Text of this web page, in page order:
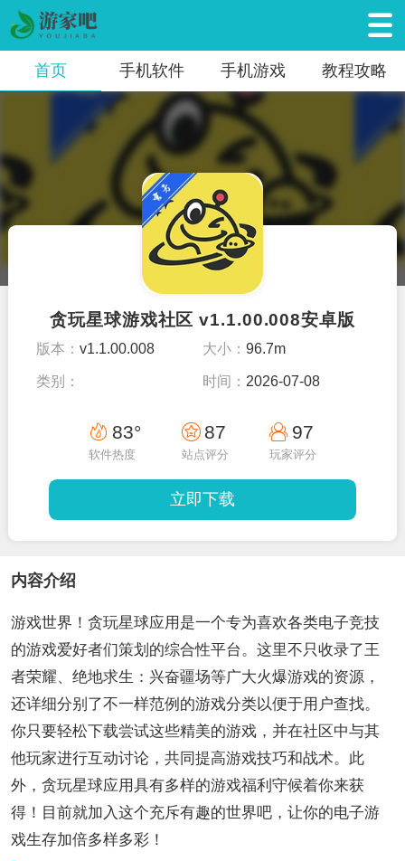
首页 手机软件 手机游戏 教程攻略
贪玩星球游戏社区 v1.1.00.008安卓版
版本：v1.1.00.008 大小： 96.7m
类别： 时间： 2026-07-08
83°
软件热度
87
站点评分
97
玩家评分
立即下载
内容介绍
游戏世界！贪玩星球应用是一个专为喜欢各类电子竞技
的游戏爱好者们策划的综合性平台。这里不只收录了王
者荣耀、绝地求生：兴奋疆场等广大火爆游戏的资源，
还详细分别了不一样范例的游戏分类以便于用户查找。
你只要轻松下载尝试这些精美的游戏，并在社区中与其
他玩家进行互动讨论，共同提高游戏技巧和战术。此
外，贪玩星球应用具有多样的游戏福利守候着你来获
得！目前就加入这个充斥有趣的世界吧，让你的电子游
戏生存加倍多样多彩！